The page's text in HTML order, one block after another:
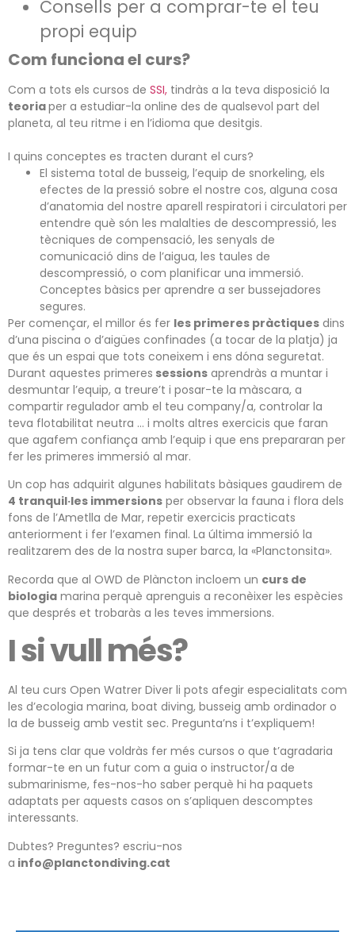
Consells per a comprar-te el teu
propi equip
Com funciona el curs?
Com a tots els cursos de SSI, tindràs a la teva disposició la
teoriaper a estudiar-la online des de qualsevol part del
planeta, al teu ritme i en l’idioma que desitgis.
I quins conceptes es tracten durant el curs?
El sistema total de busseig, l’equip de snorkeling, els
efectes de la pressió sobre el nostre cos, alguna cosa
d’anatomia del nostre aparell respiratori i circulatori per
entendre què són les malalties de descompressió, les
tècniques de compensació, les senyals de
comunicació dins de l’aigua, les taules de
descompressió, o com planificar una immersió.
Conceptes bàsics per aprendre a ser bussejadores
segures.
Per començar, el millor és fer les primeres pràctiques dins
d’una piscina o d’aigües confinades (a tocar de la platja) ja
que és un espai que tots coneixem i ens dóna seguretat.
Durant aquestes primeres sessions aprendràs a muntar i
desmuntar l’equip, a treure’t i posar-te la màscara, a
compartir regulador amb el teu company/a, controlar la
teva flotabilitat neutra … i molts altres exercicis que faran
que agafem confiança amb l’equip i que ens prepararan per
fer les primeres immersió al mar.
Un cop has adquirit algunes habilitats bàsiques gaudirem de
4 tranquil·les immersions per observar la fauna i flora dels
fons de l’Ametlla de Mar, repetir exercicis practicats
anteriorment i fer l’examen final. La última immersió la
realitzarem des de la nostra super barca, la «Planctonsita».
Recorda que al OWD de Plàncton incloem un curs de
biologia marina perquè aprenguis a reconèixer les espècies
que després et trobaràs a les teves immersions.
I si vull més?
Al teu curs Open Watrer Diver li pots afegir especialitats com
les d’ecologia marina, boat diving, busseig amb ordinador o
la de busseig amb vestit sec. Pregunta’ns i t’expliquem!
Si ja tens clar que voldràs fer més cursos o que t’agradaria
formar-te en un futur com a guia o instructor/a de
submarinisme, fes-nos-ho saber perquè hi ha paquets
adaptats per aquests casos on s’apliquen descomptes
interessants.
Dubtes? Preguntes? escriu-nos
a info@planctondiving.cat